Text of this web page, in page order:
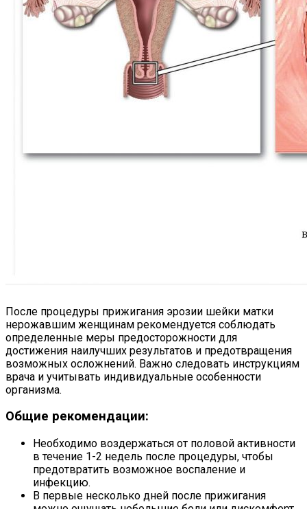
После процедуры прижигания эрозии шейки матки
нерожавшим женщинам рекомендуется соблюдать
определенные меры предосторожности для
достижения наилучших результатов и предотвращения
возможных осложнений. Важно следовать инструкциям
врача и учитывать индивидуальные особенности
организма.
Общие рекомендации:
Необходимо воздержаться от половой активности
в течение 1-2 недель после процедуры, чтобы
предотвратить возможное воспаление и
инфекцию.
В первые несколько дней после прижигания